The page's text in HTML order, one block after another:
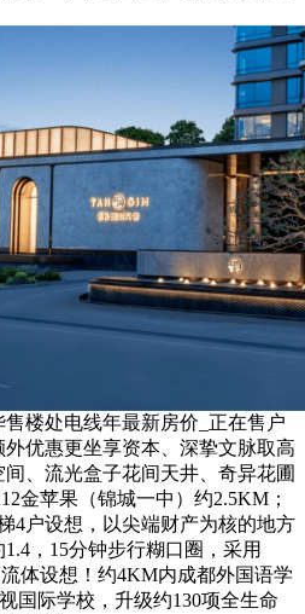
售楼处电线年最新房价_正在售户
优惠更坐享资本、深挚文脉取高
、流光盒子花间天井、奇异花圃
金苹果（锦城一中）约2.5KM；
4户设想，以尖端财产为核的地方
，15分钟步行糊口圈，采用
体设想！约4KM内成都外国语学
国际学校，升级约130项全生命